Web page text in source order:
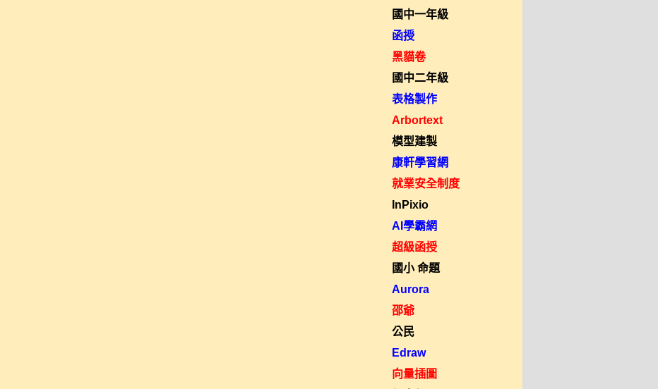
國中一年級
函授
黑貓卷
國中二年級
表格製作
Arbortext
模型建製
康軒學習網
就業安全制度
InPixio
AI學霸網
超級函授
國小 命題
Aurora
邵爺
公民
Edraw
向量插圖